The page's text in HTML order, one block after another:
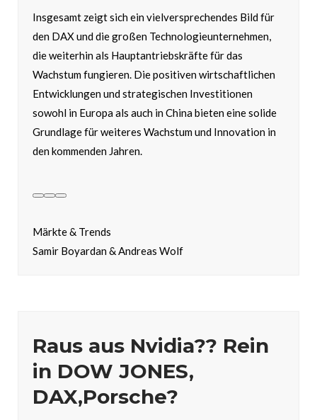
Insgesamt zeigt sich ein vielversprechendes Bild für
den DAX und die großen Technologieunternehmen,
die weiterhin als Hauptantriebskräfte für das
Wachstum fungieren. Die positiven wirtschaftlichen
Entwicklungen und strategischen Investitionen
sowohl in Europa als auch in China bieten eine solide
Grundlage für weiteres Wachstum und Innovation in
den kommenden Jahren.
Märkte & Trends
Samir Boyardan & Andreas Wolf
Raus aus Nvidia?? Rein
in DOW JONES,
DAX,Porsche?